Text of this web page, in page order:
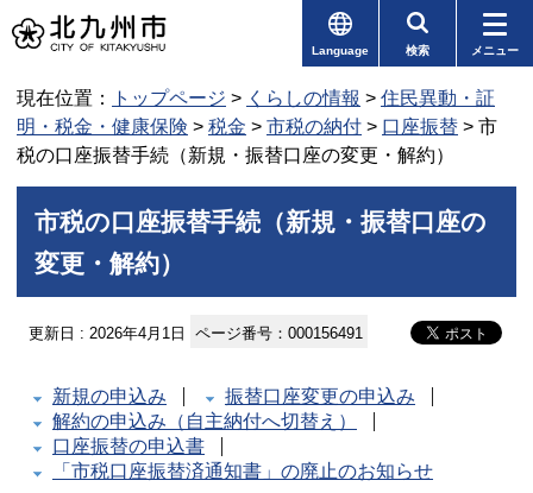
Language 検索 メニュー
現在位置： トップページ > くらしの情報 > 住民異動・証
明・税金・健康保険 > 税金 > 市税の納付 > 口座振替 > 市
税の口座振替手続（新規・振替口座の変更・解約）
市税の口座振替手続（新規・振替口座の
変更・解約）
更新日 : 2026年4月1日 ページ番号：000156491
新規の申込み
振替口座変更の申込み
解約の申込み（自主納付へ切替え）
口座振替の申込書
「市税口座振替済通知書」の廃止のお知らせ